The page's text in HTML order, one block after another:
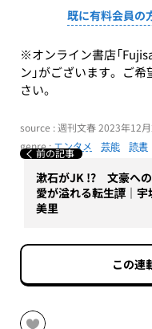
既に有料会員の
※オンライン書店「
ン」がございます。ご希
さい。
source : 週刊文春 2023年12
genre :エンタメ 芸能 読書
前の記事
漱石がJK !? 文豪への
愛が溢れる転生譚｜宇
美里
この連